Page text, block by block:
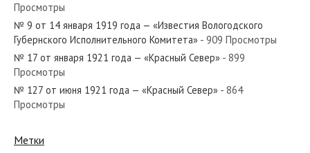
№ 15 от 8 июня 1917 года — «Известия Вологодского
Совета рабочих и солдатских депутатов»...
№ 76 от апреля 1922 года — «Красный Север»
Просмотры
№ 9 от 14 января 1919 года — «Известия Вологодского
Губернского Исполнительного Комитета» - 909 Просмотры
№ 17 от января 1921 года — «Красный Север» - 899
Просмотры
№ 127 от июня 1921 года — «Красный Север» - 864
Просмотры
Метки